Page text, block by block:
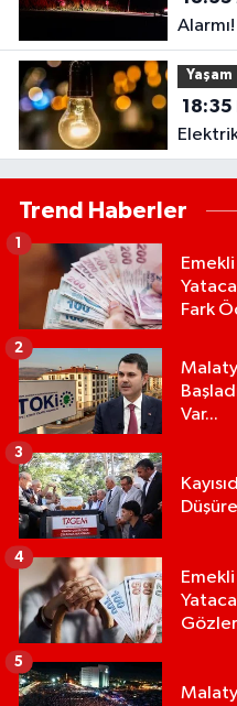
Yaşam
18:35
Trend Haberler
Fark
1
Var...
2
3
4
5